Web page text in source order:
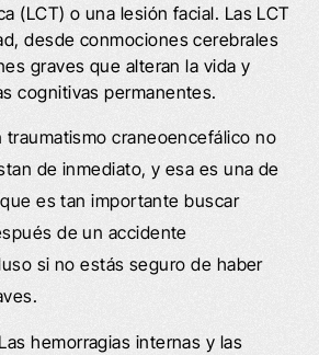
(LCT) o una lesión facial. Las LCT
desde conmociones cerebrales
graves que alteran la vida y
cognitivas permanentes.
traumatismo craneoencefálico no
de inmediato, y esa es una de
es tan importante buscar
de un accidente
si no estás seguro de haber
Las hemorragias internas y las